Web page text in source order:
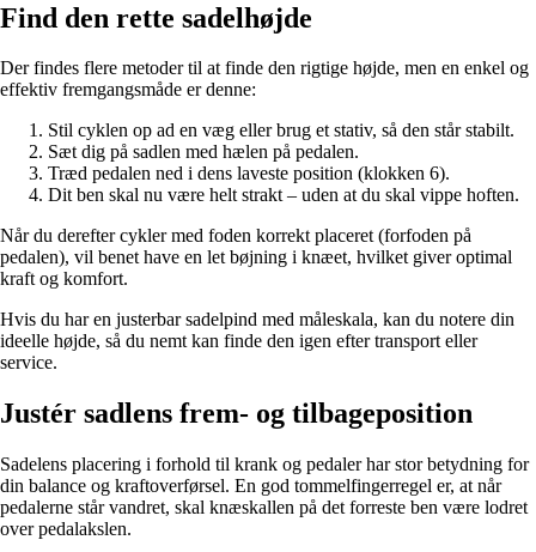
Find den rette sadelhøjde
Der findes flere metoder til at finde den rigtige højde, men en enkel og
effektiv fremgangsmåde er denne:
Stil cyklen op ad en væg eller brug et stativ, så den står stabilt.
Sæt dig på sadlen med hælen på pedalen.
Træd pedalen ned i dens laveste position (klokken 6).
Dit ben skal nu være helt strakt – uden at du skal vippe hoften.
Når du derefter cykler med foden korrekt placeret (forfoden på
pedalen), vil benet have en let bøjning i knæet, hvilket giver optimal
kraft og komfort.
Hvis du har en justerbar sadelpind med måleskala, kan du notere din
ideelle højde, så du nemt kan finde den igen efter transport eller
service.
Justér sadlens frem- og tilbageposition
Sadelens placering i forhold til krank og pedaler har stor betydning for
din balance og kraftoverførsel. En god tommelfingerregel er, at når
pedalerne står vandret, skal knæskallen på det forreste ben være lodret
over pedalakslen.